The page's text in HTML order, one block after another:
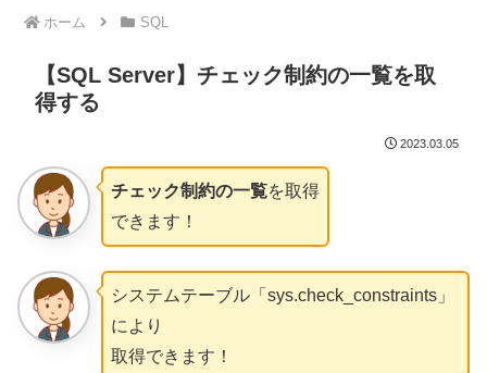
ホーム SQL
【SQL Server】チェック制約の一覧を取
得する
2023.03.05
チェック制約の一覧を取得
できます！
システムテーブル「sys.check_constraints」
により
取得できます！